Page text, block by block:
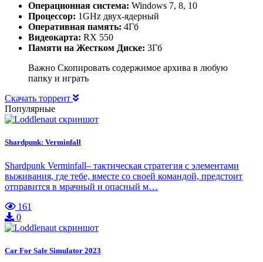
Операционная система: Windows 7, 8, 10
Процессор: 1GHz двух-ядерный
Оперативная память: 4Гб
Видеокарта: RX 550
Памяти на Жестком Диске: 3Гб
Важно Скопировать содержимое архива в любую
папку и играть
Скачать торрент
Популярные
Shardpunk: Verminfall
Shardpunk Verminfall– тактическая стратегия с элементами
выживания, где тебе, вместе со своей командой, предстоит
отправится в мрачный и опасный м…
161
0
Car For Sale Simulator 2023